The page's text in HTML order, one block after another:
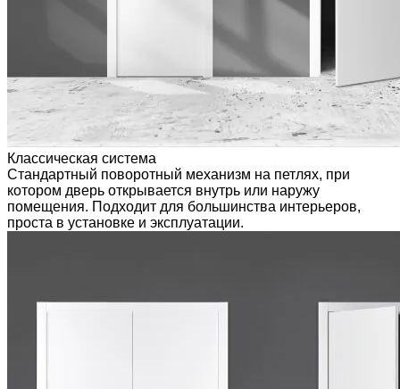
Классическая система
Стандартный поворотный механизм на петлях, при
котором дверь открывается внутрь или наружу
помещения. Подходит для большинства интерьеров,
проста в установке и эксплуатации.